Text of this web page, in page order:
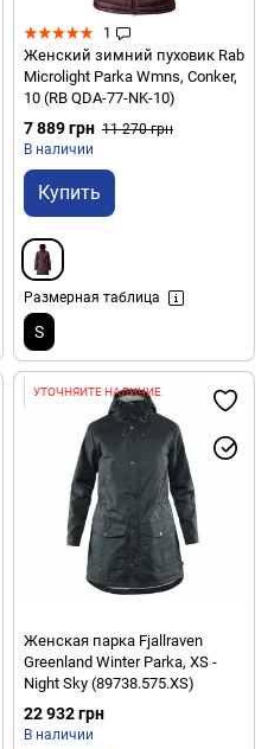
1
Женский зимний пуховик Rab
Microlight Parka Wmns, Conker,
10 (RB QDA-77-NK-10)
7 889 грн 11 270 грн
В наличии
Купить
Размерная таблица
S
УТОЧНЯЙТЕ НАЛИЧИЕ
Женская парка Fjallraven
Greenland Winter Parka, XS -
Night Sky (89738.575.XS)
22 932 грн
В наличии